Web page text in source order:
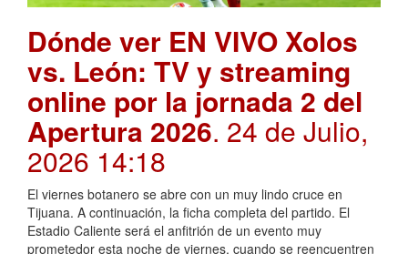
Dónde ver EN VIVO Xolos
vs. León: TV y streaming
online por la jornada 2 del
Apertura 2026. 24 de Julio,
2026 14:18
El viernes botanero se abre con un muy lindo cruce en
Tijuana. A continuación, la ficha completa del partido. El
Estadio Caliente será el anfitrión de un evento muy
prometedor esta noche de viernes, cuando se reencuentren